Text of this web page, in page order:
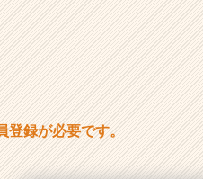
登録が必要です。